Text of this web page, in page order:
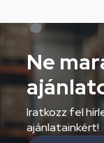
Ne
Iratkozz fel
ajánlatainkért!